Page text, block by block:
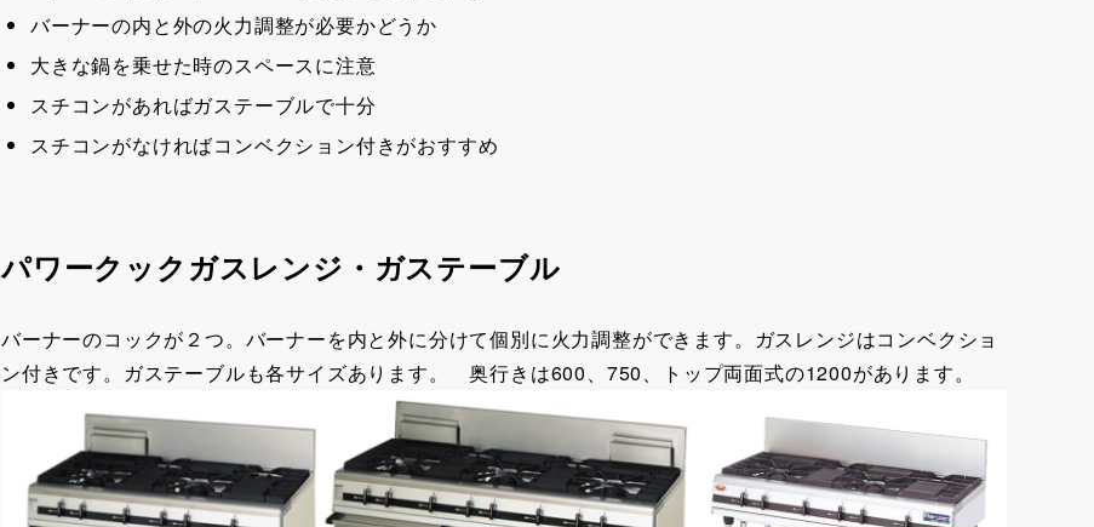
バーナーの内と外の火力調整が必要かどうか
大きな鍋を乗せた時のスペースに注意
スチコンがあればガステーブルで十分
スチコンがなければコンベクション付きがおすすめ
パワークックガスレンジ・ガステーブル
バーナーのコックが２つ。バーナーを内と外に分けて個別に火力調整ができます。ガスレンジはコンベクショ
ン付きです。ガステーブルも各サイズあります。 奥行きは600、750、トップ両面式の1200があります。